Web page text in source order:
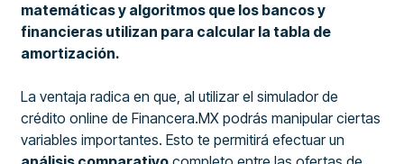
matemáticas y algoritmos que los bancos y
financieras utilizan para calcular la tabla de
amortización.
La ventaja radica en que, al utilizar el simulador de
crédito online de Financera.MX podrás manipular ciertas
variables importantes. Esto te permitirá efectuar un